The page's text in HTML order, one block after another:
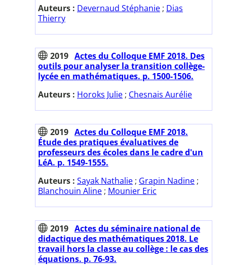
Auteurs : Devernaud Stéphanie ; Dias
Thierry
2019 Actes du Colloque EMF 2018. Des
outils pour analyser la transition collège-
lycée en mathématiques. p. 1500-1506.
Auteurs : Horoks Julie ; Chesnais Aurélie
2019 Actes du Colloque EMF 2018.
Étude des pratiques évaluatives de
professeurs des écoles dans le cadre d'un
LéA. p. 1549-1555.
Auteurs : Sayak Nathalie ; Grapin Nadine ;
Blanchouin Aline ; Mounier Eric
2019 Actes du séminaire national de
didactique des mathématiques 2018. Le
travail hors la classe au collège : le cas des
équations. p. 76-93.